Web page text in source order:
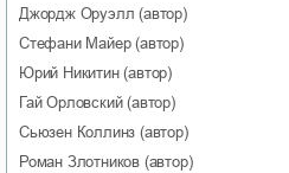
Джордж Оруэлл (автор)
Стефани Майер(автор)
Юрий Никитин(автор)
Гай Орловский(автор)
Сьюзен Коллинз (автор)
Роман Злотников (автор)